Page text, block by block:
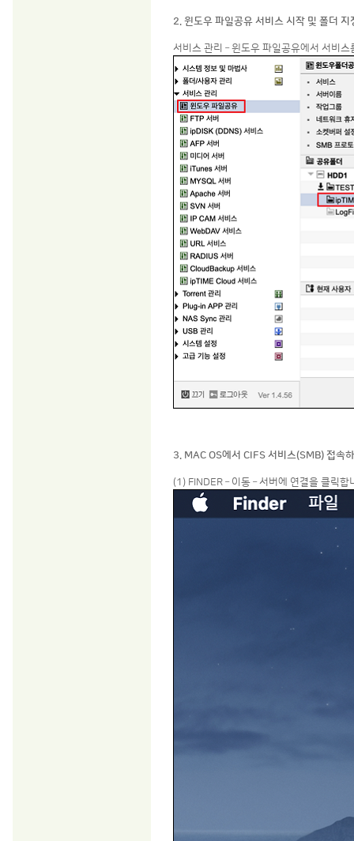
2. 윈도우 파일공유 서비스 시작 및 폴더 지
서비스 관리 – 윈도우 파일공유에서 서비
3. MAC OS에서 CIFS 서비스(SMB) 접속
(1) FINDER – 이동 – 서버에 연결을 클릭